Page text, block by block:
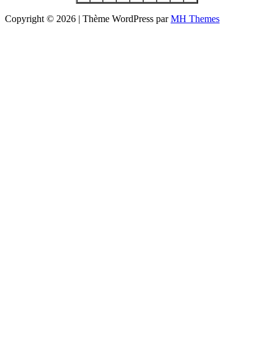
Copyright © 2026 | Thème WordPress parMH Themes